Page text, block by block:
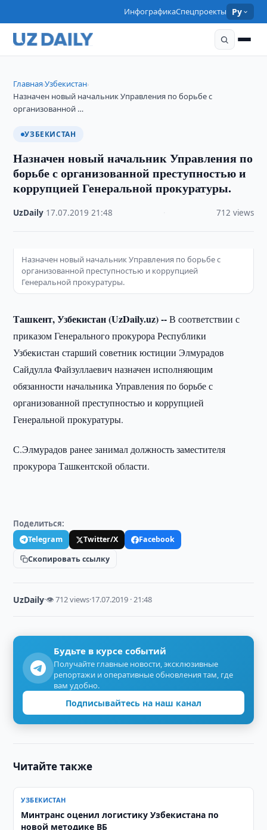
ИнфографикаСпецпроекты Ру
Главная›Узбекистан›
Назначен новый начальник Управления по борьбе с
организованной …
УЗБЕКИСТАН
Назначен новый начальник Управления по
борьбе с организованной преступностью и
коррупцией Генеральной прокуратуры.
UzDaily 17.07.2019 ·21:48 712 views
Назначен новый начальник Управления по борьбе с
организованной преступностью и коррупцией
Генеральной прокуратуры.
Ташкент, Узбекистан (UzDaily.uz) --В соответствии с
приказом Генерального прокурора Республики
Узбекистан старший советник юстиции Элмурадов
Сайдулла Файзуллаевич назначен исполняющим
обязанности начальника Управления по борьбе с
организованной преступностью и коррупцией
Генеральной прокуратуры.
С.Элмурадов ранее занимал должность заместителя
прокурора Ташкентской области.
Поделиться:
Telegram Twitter/X
Facebook
Скопировать ссылку
UzDaily·👁 712 views·17.07.2019 · 21:48
Будьте в курсе событий
Получайте главные новости, эксклюзивные
репортажи и оперативные обновления там, где
вам удобно.
Подписывайтесь на наш канал
Читайте также
УЗБЕКИСТАН
Минтранс оценил логистику Узбекистана по
новой методике ВБ